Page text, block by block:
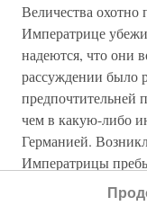
Величества
Императрице
надеются, что они
рассуждении было
предпочтительней
чем в какую-либо
Германией.
Императрицы
стало
русских